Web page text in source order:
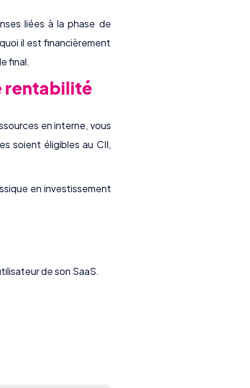
liées à la phase de
il est financièrement
final.
rentabilité
en interne, vous
soient éligibles au CII,
en investissement
de son SaaS.